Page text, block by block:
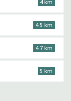
4 km
4.5 km
4.7 km
5 km